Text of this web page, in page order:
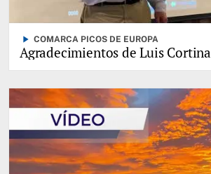
play_arrow COMARCA PICOS DE EUROPA
Agradecimientos de Luis Cortina